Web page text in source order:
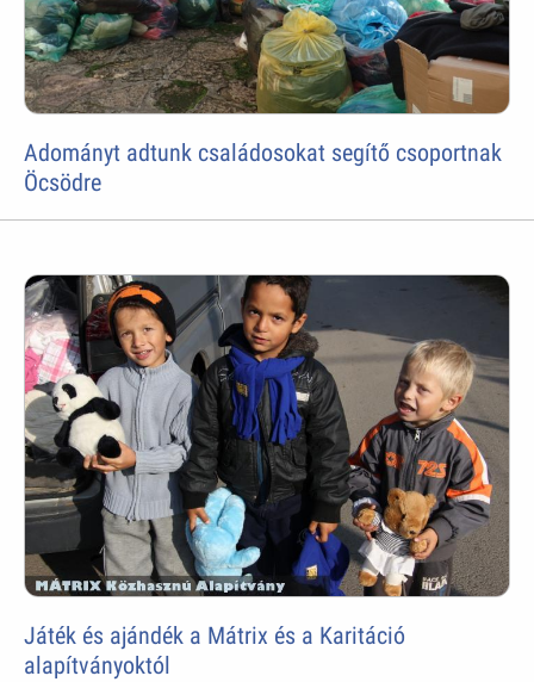
Adományt adtunk családosokat segítő csoportnak
Öcsödre
Játék és ajándék a Mátrix és a Karitáció
alapítványoktól